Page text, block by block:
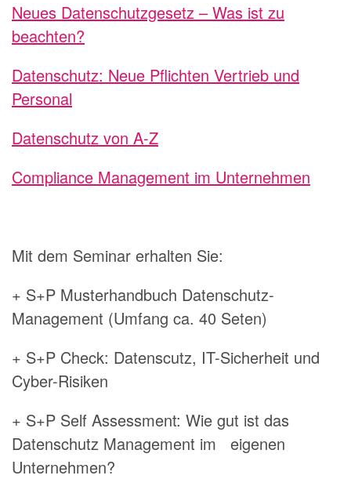
Neues Datenschutzgesetz – Was ist zu
beachten?
Datenschutz: Neue Pflichten Vertrieb und
Personal
Datenschutz von A-Z
Compliance Management im Unternehmen
Mit dem Seminar erhalten Sie:
+ S+P Musterhandbuch Datenschutz-
Management (Umfang ca. 40 Seten)
+ S+P Check: Datenscutz, IT-Sicherheit und
Cyber-Risiken
+ S+P Self Assessment: Wie gut ist das
Datenschutz Management im eigenen
Unternehmen?